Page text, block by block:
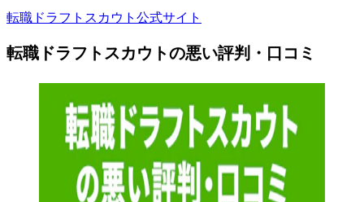
転職ドラフトスカウト公式サイト
転職ドラフトスカウトの悪い評判・口コミ